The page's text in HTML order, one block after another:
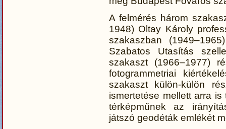
A felmérés három
1948) Oltay Károly
szakaszban
Szabatos Utasítás
szakaszt (1966–1977)
fotogrammetriai
szakaszt külön-külön
ismertetése mellett arra
térképműnek az
játszó geodéták emlékét